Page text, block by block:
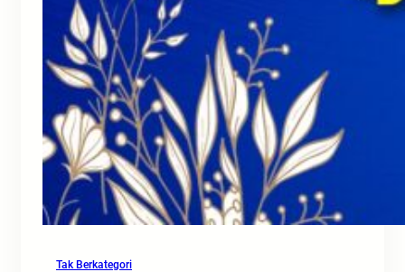
Tak Berkategori